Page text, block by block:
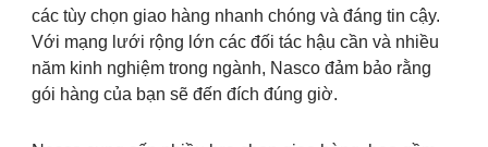
các tùy chọn giao hàng nhanh chóng và đáng tin cậy.
Với mạng lưới rộng lớn các đối tác hậu cần và nhiều
năm kinh nghiệm trong ngành, Nasco đảm bảo rằng
gói hàng của bạn sẽ đến đích đúng giờ.